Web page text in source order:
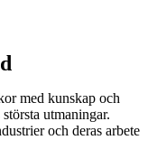
med kunskap och
utmaningar.
och deras arbete